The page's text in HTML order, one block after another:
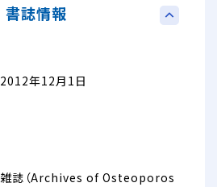
書誌情報
2012年12月1日
雑誌（Archives of Osteoporos